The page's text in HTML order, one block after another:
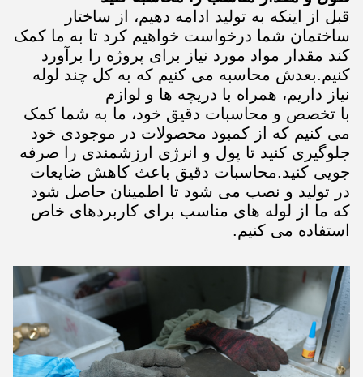
قبل از اینکه به تولید ادامه دهیم، از ساختار
ساختمان شما درخواست خواهیم کرد تا به ما کمک
کند مقدار مواد مورد نیاز برای پروژه را برآورد
کنیم.بعدش محاسبه می کنیم که به کل چند لوله
نیاز داریم، همراه با دریچه ها و لوازم
با تخصص و محاسبات دقیق خود، ما به شما کمک
می کنیم که از کمبود محصولات در موجودی خود
جلوگیری کنید تا پول و انرژی ارزشمندی را صرفه
جویی کنید.محاسبات دقیق باعث کاهش ضایعات
در تولید و نصب می شود تا اطمینان حاصل شود
که ما از لوله های مناسب برای کاربردهای خاص
استفاده می کنیم.